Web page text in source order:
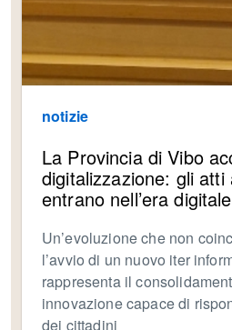
notizie
La Provincia di Vibo
digitalizzazione: gli
entrano nell’era digitale
Un’evoluzione che non
l’avvio di un nuovo iter
rappresenta il
innovazione capace di
dei cittadini